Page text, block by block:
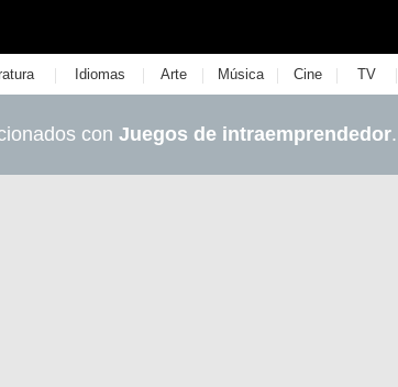
| Idiomas | Arte | Música | Cine | TV |
con Juegos de intraemprendedor.